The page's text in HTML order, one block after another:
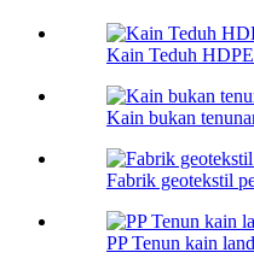
Kain Teduh
Kain bukan
Fabrik geotekstil
PP Tenun kain